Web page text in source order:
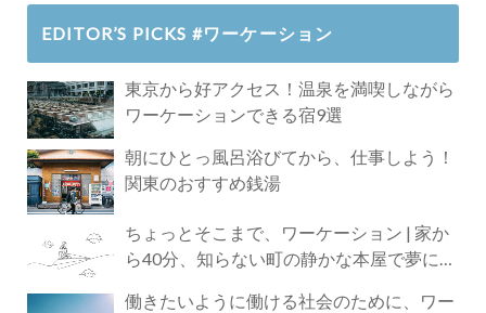
EDITOR’S PICKS #ワーケーション
東京から好アクセス！温泉を満喫しながら
ワーケーションできる宿9選
朝にひとっ風呂浴びてから、仕事しよう！
関東のおすすめ銭湯
ちょっとそこまで、ワーケーション | 家か
ら40分、知らない町の静かな本屋で夢に近
働きたいように働ける社会のために、ワー